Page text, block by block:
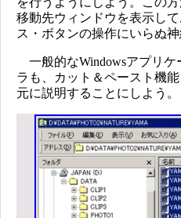
移動先ウィンドウを表示し
ス・ボタンの操作にいらぬ
一般的なWindowsアプリケ
ラも、カット＆ペースト機
元に説明することにしよう。